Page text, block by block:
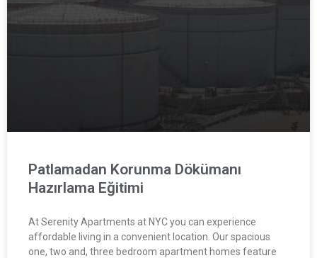
Patlamadan Korunma Dökümanı
Hazırlama Eğitimi
At Serenity Apartments at NYC you can experience
affordable living in a convenient location. Our spacious
one, two and, three bedroom apartment homes feature